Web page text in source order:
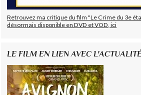
Retrouvez ma critique du film "Le Crime du 3e
désormais disponible en DVD et VOD, ici
LE FILM EN LIEN AVEC